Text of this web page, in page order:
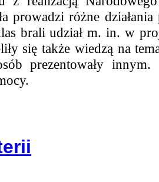
prowadzi różne
brali udział m. in. w
się także wiedzą na
prezentowały innym.